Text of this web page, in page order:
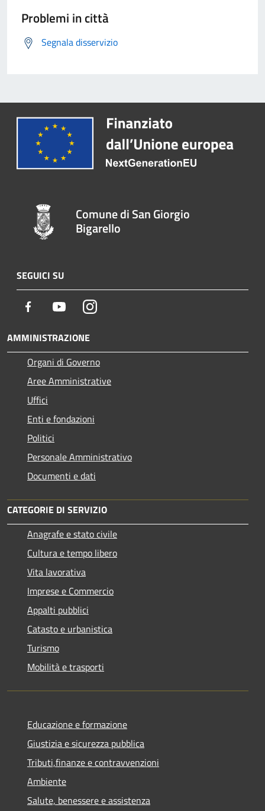
Problemi in città
Segnala disservizio
Comune di San Giorgio
Bigarello
SEGUICI SU
Facebook YoutubeInstagram
AMMINISTRAZIONE
Organi di Governo
Aree Amministrative
Uffici
Enti e fondazioni
Politici
Personale Amministrativo
Documenti e dati
CATEGORIE DI SERVIZIO
Anagrafe e stato civile
Cultura e tempo libero
Vita lavorativa
Imprese e Commercio
Appalti pubblici
Catasto e urbanistica
Turismo
Mobilità e trasporti
Educazione e formazione
Giustizia e sicurezza pubblica
Tributi,finanze e contravvenzioni
Ambiente
Salute, benessere e assistenza